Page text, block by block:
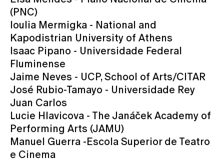
(PNC)
Ioulia Mermigka - National and
Kapodistrian University of Athens
Isaac Pipano - Universidade Federal
Fluminense
Jaime Neves - UCP, School of Arts/CITAR
José Rubio-Tamayo - Universidade Rey
Juan Carlos
Lucie Hlavicova - The Janáček Academy of
Performing Arts (JAMU)
Manuel Guerra -Escola Superior de Teatro
e Cinema